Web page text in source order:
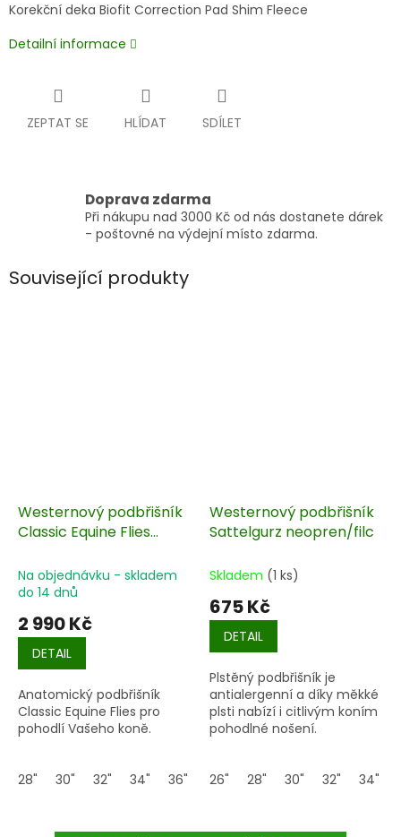
Korekční deka Biofit Correction Pad Shim Fleece
Detailní informace
ZEPTAT SE HLÍDAT SDÍLET
Doprava zdarma
Při nákupu nad 3000 Kč od nás dostanete dárek
- poštovné na výdejní místo zdarma.
Související produkty
Westernový podbřišník
Classic Equine Flies
Na objednávku - skladem
do 14 dnů
2 990 Kč
DETAIL
Anatomický podbřišník
Classic Equine Flies pro
pohodlí Vašeho koně.
28" 30" 32" 34" 36"
Westernový podbřišník
Sattelgurz neopren/filc
Skladem (1 ks)
675 Kč
DETAIL
Plstěný podbřišník je
antialergenní a díky měkké
plsti nabízí i citlivým koním
pohodlné nošení.
26" 28" 30" 32" 34"